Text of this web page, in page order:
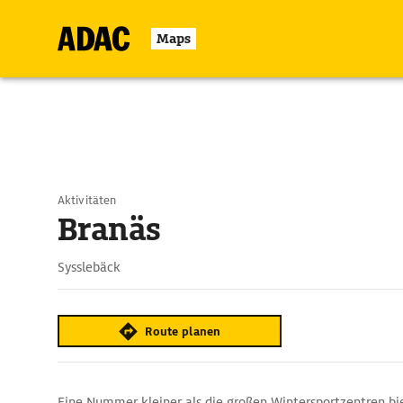
Maps
Aktivitäten
Branäs
Sysslebäck
Route planen